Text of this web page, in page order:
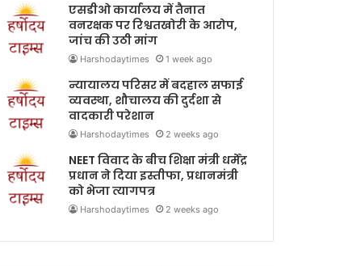
एसडीओ कार्यालय में तैनात
वनरक्षक पर रिश्वतखोरी के आरोप,
जांच की उठी मांग
Harshodaytimes 1 week ago
न्यायालय परिसर में बदहाल सफाई
व्यवस्था, शौचालय की दुर्दशा से
वादकारी परेशान
Harshodaytimes 2 weeks ago
NEET विवाद के बीच शिक्षा मंत्री धर्मेंद्र
प्रधान ने दिया इस्तीफा, प्रधानमंत्री
को भेजा त्यागपत्र
Harshodaytimes 2 weeks ago